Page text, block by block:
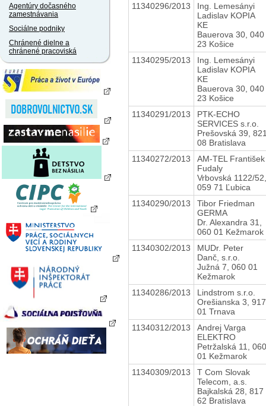
Agentúry dočasného
zamestnávania
Sociálne podniky
Chránené dielne a
chránené pracoviská
11340296/2013
Ing. Lemesányi
Ladislav KOPIA
KE
Bauerova 30, 040
23 Košice
11340295/2013
Ing. Lemesányi
Ladislav KOPIA
KE
Bauerova 30, 040
23 Košice
11340291/2013
PTK-ECHO
SERVICES s.r.o.
Prešovská 39,
08 Bratislava
11340272/2013
AM-TEL František
Fudaly
Vrbovská 1122/52,
059 71 Ľubica
11340290/2013
Tibor Friedman
GERMA
Dr. Alexandra 31,
060 01 Kežmarok
11340302/2013
MUDr. Peter
Danč, s.r.o.
Južná 7, 060 01
Kežmarok
11340286/2013
Lindstrom s.r.o.
Orešianska 3, 917
01 Trnava
11340312/2013
Andrej Varga
ELEKTRO
Petržalská 11, 060
01 Kežmarok
11340309/2013
T Com Slovak
Telecom, a.s.
Bajkalská 28, 817
62 Bratislava